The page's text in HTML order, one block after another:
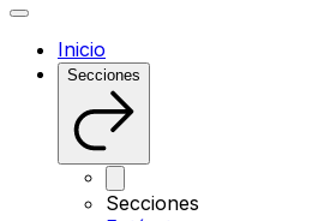
Inicio
Secciones
Secciones